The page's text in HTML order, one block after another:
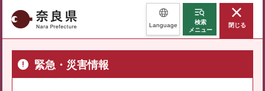
奈良県 Language
検索
メニュー
閉じる
緊急・災害情報